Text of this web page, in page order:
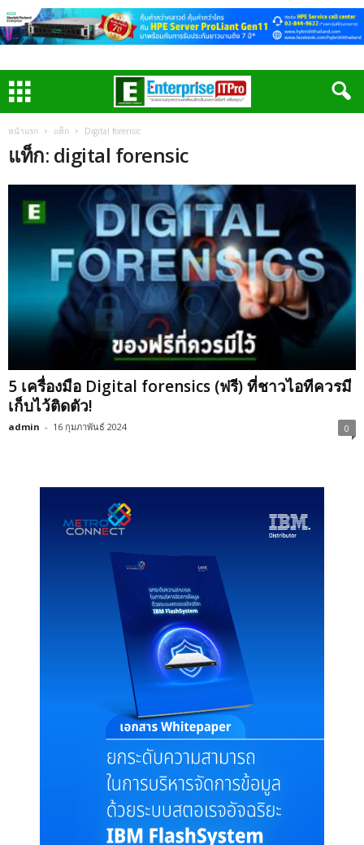
หน้าแรก แท็ก Digital forensic
แท็ก: digital forensic
5 เครื่องมือ Digital forensics (ฟรี) ที่ชาวไอทีควรมี
เก็บไว้ติดตัว!
admin - 16 กุมภาพันธ์ 2024 0